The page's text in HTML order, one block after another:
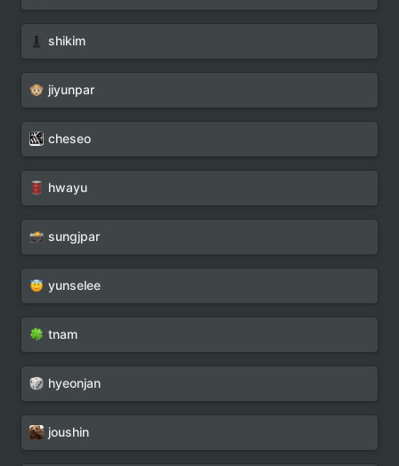
shikim
jiyunpar
cheseo
hwayu
sungjpar
yunselee
tnam
hyeonjan
joushin